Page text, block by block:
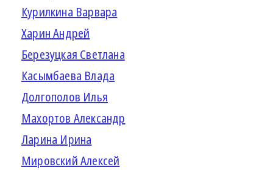
Курилкина Варвара
Харин Андрей
Березуцкая Светлана
Касымбаева Влада
Долгополов Илья
Махортов Александр
Ларина Ирина
Мировский Алексей